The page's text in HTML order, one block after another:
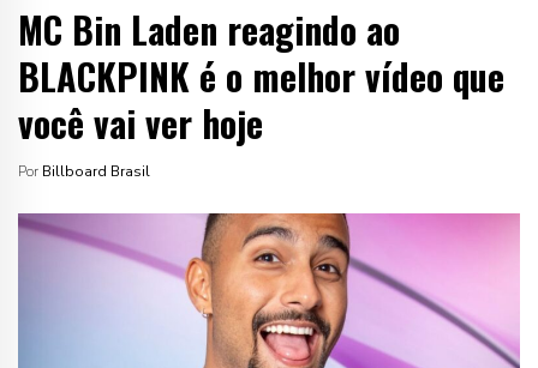
MC Bin Laden reagindo ao
BLACKPINK é o melhor vídeo que
você vai ver hoje
Por Billboard Brasil